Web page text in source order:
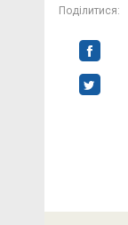
Поділитися: